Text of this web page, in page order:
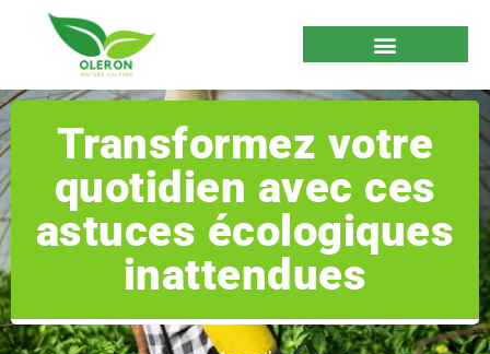
Transformez votre
quotidien avec ces
astuces écologiques
inattendues